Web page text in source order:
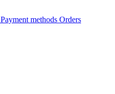
Payment methods Orders